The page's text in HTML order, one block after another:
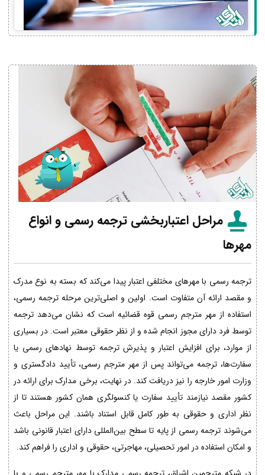
مراحل اعتباربخشی ترجمه رسمی و انواع
مهرها
ترجمه رسمی با مهرهای مختلفی اعتبار پیدا می‌کند که بسته به نوع مدرک
و مقصد ارائه آن متفاوت است. اولین و اصلی‌ترین مرحله ترجمه رسمی،
استفاده از مهر مترجم رسمی قوه قضائیه است که نشان می‌دهد ترجمه
توسط فرد دارای مجوز انجام شده و از نظر حقوقی معتبر است. در بسیاری
از موارد، برای افزایش اعتبار و پذیرش ترجمه توسط نهادهای رسمی یا
سفارت‌ها، ترجمه می‌تواند پس از مهر مترجم رسمی، تأیید دادگستری و
وزارت امور خارجه را نیز دریافت کند. در نهایت، برخی مدارک برای ارائه در
کشور مقصد نیازمند تأیید سفارت یا کنسولگری همان کشور هستند تا از
نظر اداری و حقوقی به طور کامل قابل استناد باشند. این مراحل باعث
می‌شوند ترجمه رسمی از پایه تا سطح بین‌المللی دارای اعتبار قانونی باشد
و امکان استفاده در امور تحصیلی، مهاجرتی، حقوقی و اداری را فراهم کند.